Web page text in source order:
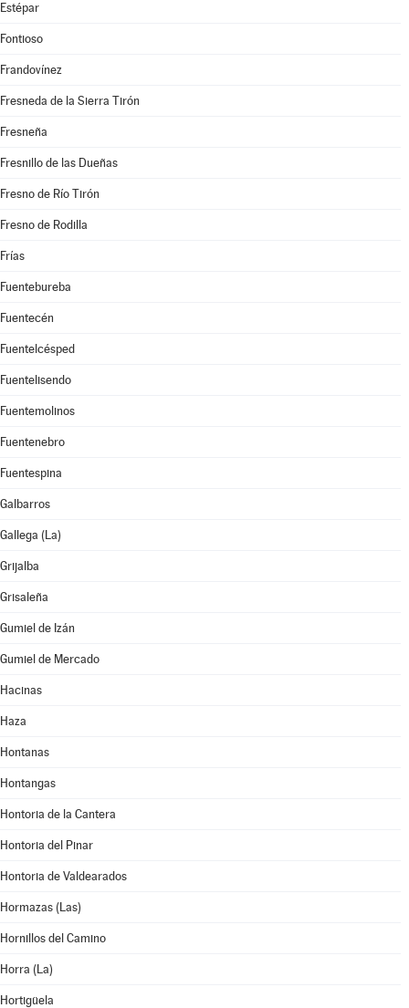
Estépar
Fontioso
Frandovínez
Fresneda de la Sierra Tirón
Fresneña
Fresnillo de las Dueñas
Fresno de Río Tirón
Fresno de Rodilla
Frías
Fuentebureba
Fuentecén
Fuentelcésped
Fuentelisendo
Fuentemolinos
Fuentenebro
Fuentespina
Galbarros
Gallega (La)
Grijalba
Grisaleña
Gumiel de Izán
Gumiel de Mercado
Hacinas
Haza
Hontanas
Hontangas
Hontoria de la Cantera
Hontoria del Pinar
Hontoria de Valdearados
Hormazas (Las)
Hornillos del Camino
Horra (La)
Hortigüela